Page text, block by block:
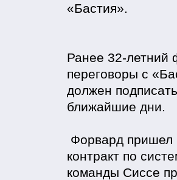
«Бастия».
Ранее 32-летний
переговоры с
должен
ближайшие дни.
Форвард пришел
контракт по
команды Сиссе